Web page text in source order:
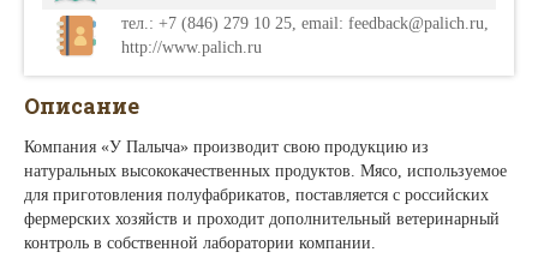
тел.: +7 (846) 279 10 25, email: feedback@palich.ru,
http://www.palich.ru
Описание
Компания «У Палыча» производит свою продукцию из
натуральных высококачественных продуктов. Мясо, используемое
для приготовления полуфабрикатов, поставляется с российских
фермерских хозяйств и проходит дополнительный ветеринарный
контроль в собственной лаборатории компании.